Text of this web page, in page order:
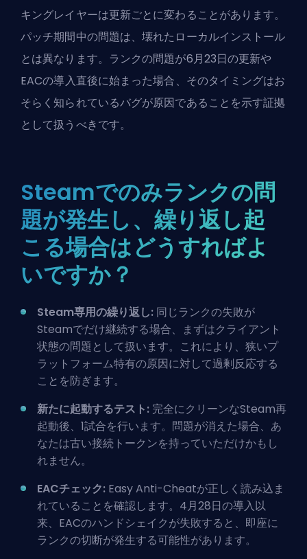
キングレイヤーは更新ごとに変わることがあります。
パッチ期間中の問題は、壊れたローカルインストール
とは異なります。ランクの問題が6月23日の更新や
EACの導入直後に始まった場合、そのタイミングはお
そらく知られているバグが原因であることを示す証拠
として扱うべきです。
Steamでのみランクの問
題が発生し、繰り返し起
こる場合はどうすればよ
いですか？
Steam専用の繰り返し: 同じランクの失敗が
Steamでだけ継続する場合、まずはクライアント
状態の問題として扱います。これにより、狭いプ
ラットフォーム特有の原因に対して過剰反応する
ことを防ぎます。
新たに起動するテスト: 完全にクリーンなSteam再
起動後、1試合を行います。問題が消えた場合、あ
なたは古い接続トークンを持っていただけかもし
れません。
EACチェック: Easy Anti-Cheatが正しく読み込ま
れていることを確認します。4月28日の導入以
来、EACのハンドシェイクが失敗すると、即座に
ランクの切断が発生する可能性があります。